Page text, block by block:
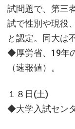
試問題で、第三
試で性別や現役
と認定。同大は
◆厚労省、19年
（速報値）。
１８日(土)
◆大学入試セン